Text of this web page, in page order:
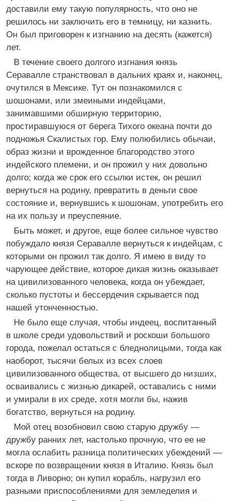
доставили ему такую популярность, что оно не
решилось ни заключить его в темницу, ни казнить.
Он был приговорен к изгнанию на десять (кажется)
лет.
В течение своего долгого изгнания князь
Серавалле странствовал в дальних краях и, наконец,
очутился в Мексике. Тут он познакомился с
шошонами, или змеиными индейцами,
занимавшими обширную территорию,
простиравшуюся от берега Тихого океана почти до
подножья Скалистых гор. Ему полюбились обычаи,
образ жизни и врожденное благородство этого
индейского племени, и он прожил у них довольно
долго; когда же срок его ссылки истек, он решил
вернуться на родину, превратить в деньги свое
состояние и, вернувшись к шошонам, употребить его
на их пользу и преуспеяние.
Быть может, и другое, еще более сильное чувство
побуждало князя Серавалле вернуться к индейцам, с
которыми он прожил так долго. Я имею в виду то
чарующее действие, которое дикая жизнь оказывает
на цивилизованного человека, когда он убеждает,
сколько пустоты и бессердечия скрывается под
нашей утонченностью.
Не было еще случая, чтобы индеец, воспитанный
в школе среди удовольствий и роскоши большого
города, пожелал остаться с бледнолицыми, тогда как
наоборот, тысячи белых из всех слоев
цивилизованного общества, от высшего до низших,
осваивались с жизнью дикарей, оставались с ними
и умирали в их среде, хотя могли бы, нажив
богатство, вернуться на родину.
Мой отец возобновил свою старую дружбу —
дружбу ранних лет, настолько прочную, что ее не
могла ослабить разница политических убеждений —
вскоре по возвращении князя в Италию. Князь был
тогда в Ливорно; он купил корабль, нагрузил его
разными приспособлениями для земледелия и